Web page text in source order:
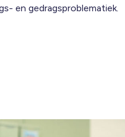
en gedragsproblematiek.